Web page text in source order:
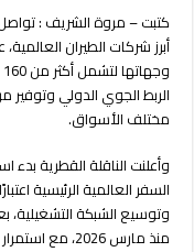
كتبت – مروة الشريف :
أبرز شركات الطيران
الربط الجوي الدولي وتوفير
مختلف الأسواق.
السفر العالمية الرئيسية
منذ مارس 2026، مع استمرار التوسع خلال موسم الصيف الحالي.